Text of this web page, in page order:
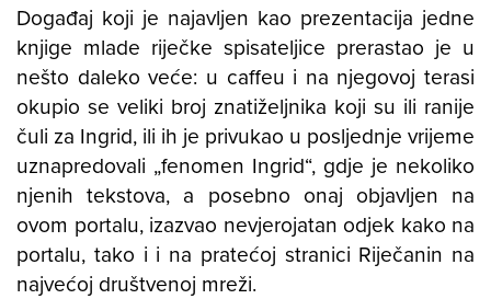
Događaj koji je najavljen kao prezentacija jedne
knjige mlade riječke spisateljice prerastao je u
nešto daleko veće: u caffeu i na njegovoj terasi
okupio se veliki broj znatiželjnika koji su ili ranije
čuli za Ingrid, ili ih je privukao u posljednje vrijeme
uznapredovali „fenomen Ingrid“, gdje je nekoliko
njenih tekstova, a posebno onaj objavljen na
ovom portalu, izazvao nevjerojatan odjek kako na
portalu, tako i i na pratećoj stranici Riječanin na
najvećoj društvenoj mreži.